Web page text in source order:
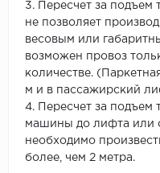
3. Пересчет за подъем
не позволяет
весовым или
возможен провоз
количестве.
м и в пассажирский
4. Пересчет за подъем
машины до лифта или
необходимо
более, чем 2 метра.